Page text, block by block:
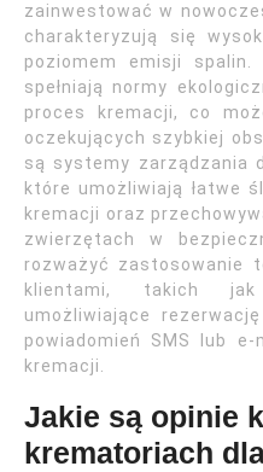
zainwestować w
charakteryzują się
poziomem emisji
spełniają normy
proces kremacji, co
oczekujących szybkiej
są systemy zarządzania
które umożliwiają łatwe
kremacji oraz
zwierzętach w
rozważyć zastosowanie
klientami, takich
umożliwiające
powiadomień SMS lub
kremacji.
Jakie są opinie
krematoriach